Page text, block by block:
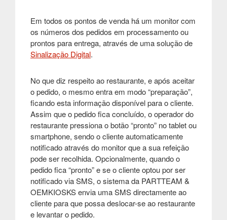
Em todos os pontos de venda há um monitor com
os números dos pedidos em processamento ou
prontos para entrega, através de uma solução de
Sinalização Digital.
No que diz respeito ao restaurante, e após aceitar
o pedido, o mesmo entra em modo “preparação”,
ficando esta informação disponível para o cliente.
Assim que o pedido fica concluído, o operador do
restaurante pressiona o botão “pronto” no tablet ou
smartphone, sendo o cliente automaticamente
notificado através do monitor que a sua refeição
pode ser recolhida. Opcionalmente, quando o
pedido fica “pronto” e se o cliente optou por ser
notificado via SMS, o sistema da PARTTEAM &
OEMKIOSKS envia uma SMS directamente ao
cliente para que possa deslocar-se ao restaurante
e levantar o pedido.